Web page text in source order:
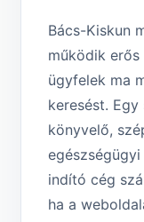
Bács-Kiskun
működik
ügyfelek ma
keresést.
könyvelő,
indító cég
ha a